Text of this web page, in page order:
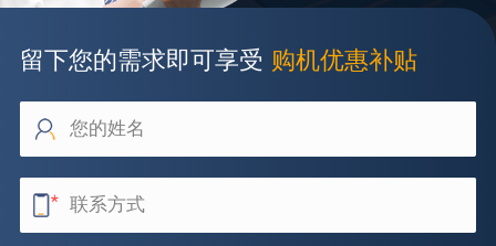
留下您的需求即可享受 购机优惠补贴